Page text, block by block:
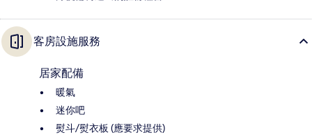
客房設施服務
居家配備
暖氣
迷你吧
熨斗/熨衣板 (應要求提供)